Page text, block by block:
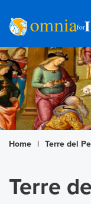
Home | Terre del
Terre